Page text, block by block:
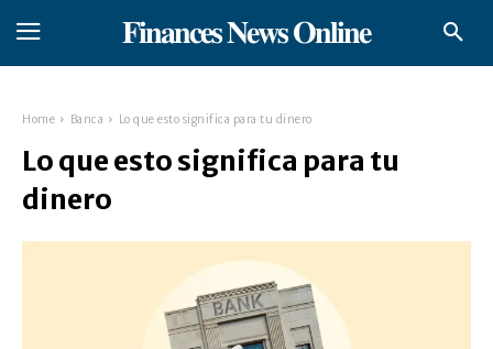
𝐅𝐢𝐧𝐚𝐧𝐜𝐞𝐬 𝐍𝐞𝐰𝐬 𝐎𝐧𝐥𝐢𝐧𝐞
Home Banca Lo que esto significa para tu dinero
Lo que esto significa para tu
dinero